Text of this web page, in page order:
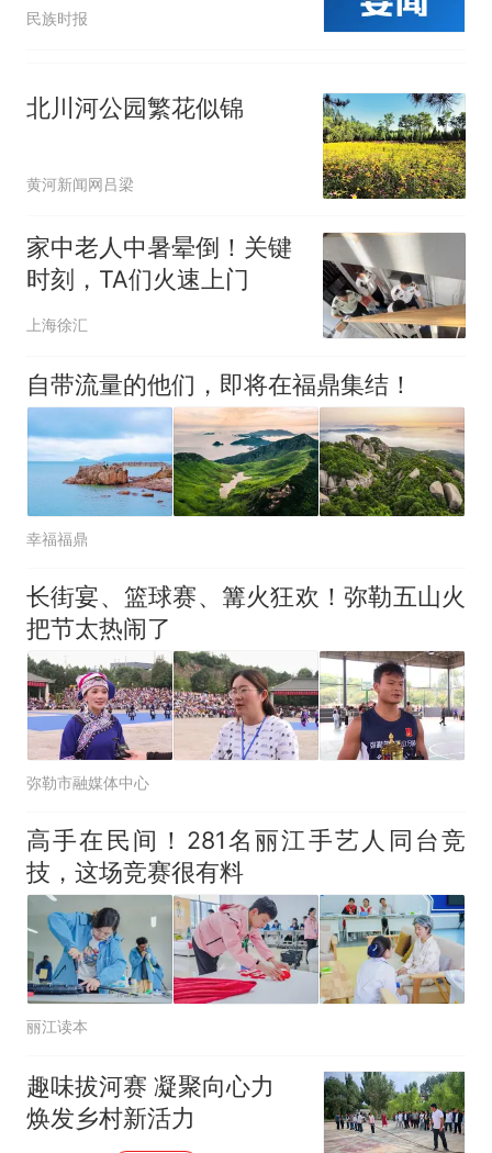
民族时报
北川河公园繁花似锦
黄河新闻网吕梁
家中老人中暑晕倒！关键
时刻，TA们火速上门
上海徐汇
自带流量的他们，即将在福鼎集结！
幸福福鼎
长街宴、篮球赛、篝火狂欢！弥勒五山火
把节太热闹了
弥勒市融媒体中心
高手在民间！281名丽江手艺人同台竞
技，这场竞赛很有料
丽江读本
趣味拔河赛 凝聚向心力
焕发乡村新活力